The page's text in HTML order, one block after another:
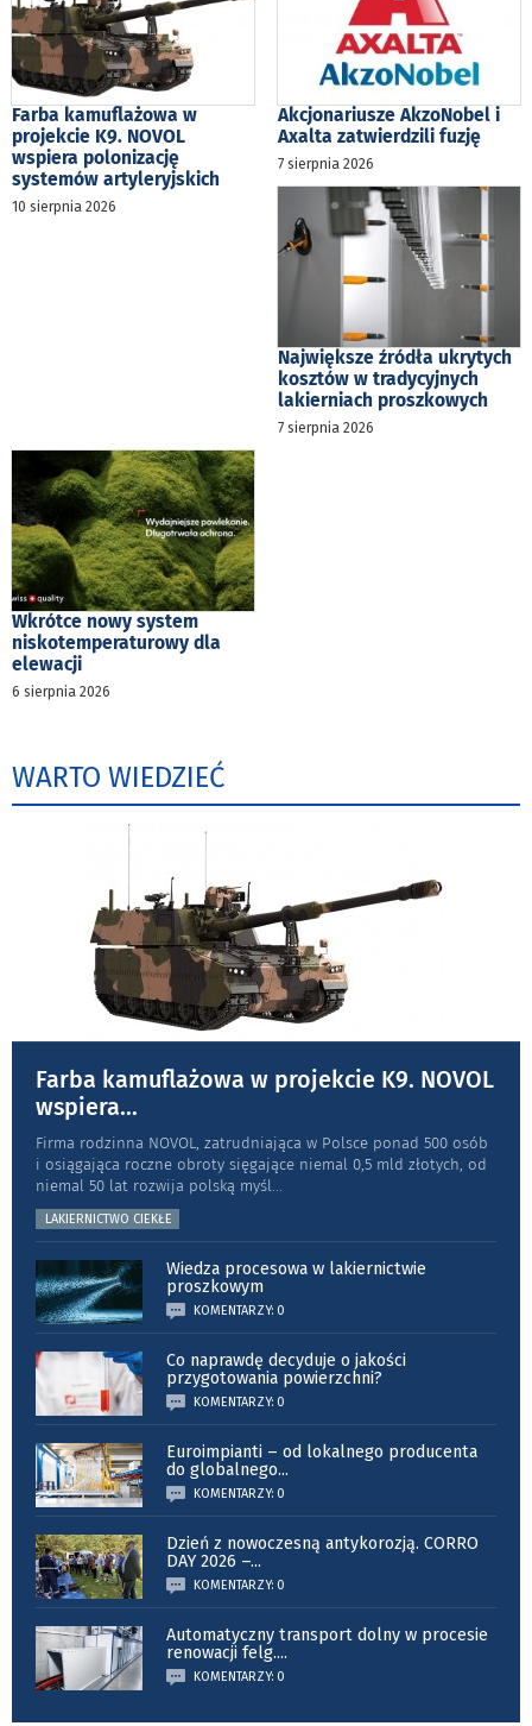
Farba kamuflażowa w
projekcie K9. NOVOL
wspiera polonizację
systemów artyleryjskich
10 sierpnia 2026
Akcjonariusze AkzoNobel i
Axalta zatwierdzili fuzję
7 sierpnia 2026
Największe źródła ukrytych
kosztów w tradycyjnych
lakierniach proszkowych
7 sierpnia 2026
Wkrótce nowy system
niskotemperaturowy dla
elewacji
6 sierpnia 2026
WARTO WIEDZIEĆ
Farba kamuflażowa w projekcie K9. NOVOL
wspiera...
Firma rodzinna NOVOL, zatrudniająca w Polsce ponad 500 osób
i osiągająca roczne obroty sięgające niemal 0,5 mld złotych, od
niemal 50 lat rozwija polską myśl
LAKIERNICTWO CIEKŁE
Wiedza procesowa w lakiernictwie
proszkowym
KOMENTARZY: 0
Co naprawdę decyduje o jakości
przygotowania powierzchni?
KOMENTARZY: 0
Euroimpianti – od lokalnego producenta
do globalnego...
KOMENTARZY: 0
Dzień z nowoczesną antykorozją. CORRO
DAY 2026 –...
KOMENTARZY: 0
Automatyczny transport dolny w procesie
renowacji felg....
KOMENTARZY: 0